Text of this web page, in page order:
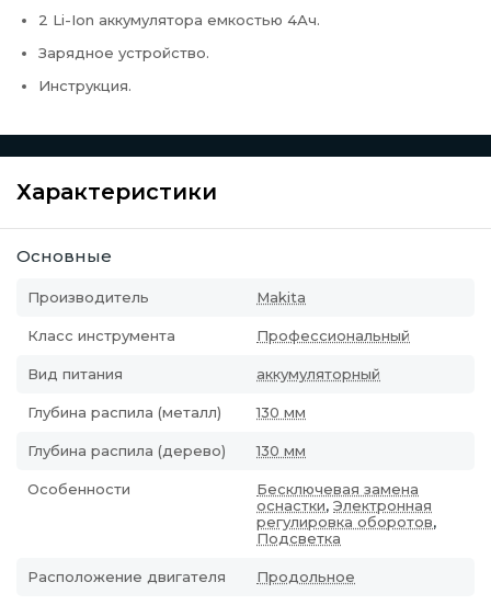
2 Li-Ion аккумулятора емкостью 4Ач.
Зарядное устройство.
Инструкция.
Характеристики
Основные
Производитель Makita
Класс инструмента Профессиональный
Вид питания аккумуляторный
Глубина распила (металл) 130 мм
Глубина распила (дерево) 130 мм
Особенности
Бесключевая замена
оснастки, Электронная
регулировка оборотов,
Подсветка
Расположение двигателя Продольное